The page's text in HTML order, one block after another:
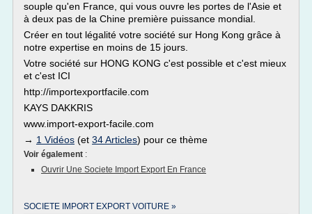
souple qu'en France, qui vous ouvre les portes de l'Asie et
à deux pas de la Chine première puissance mondial.
Créer en tout légalité votre société sur Hong Kong grâce à
notre expertise en moins de 15 jours.
Votre société sur HONG KONG c'est possible et c'est mieux
et c'est ICI
http://importexportfacile.com
KAYS DAKKRIS
www.import-export-facile.com
→ 1 Vidéos (et 34 Articles) pour ce thème
Voir également :
Ouvrir Une Societe Import Export En France
SOCIETE IMPORT EXPORT VOITURE »